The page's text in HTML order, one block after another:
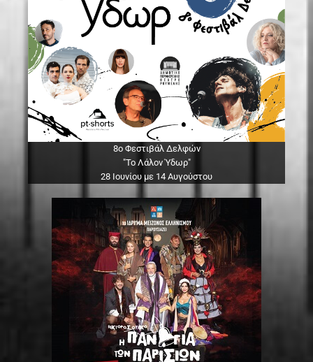
8ο Φεστιβάλ Δελφών
"Το Λάλον Ύδωρ"
28 Ιουνίου με 14 Αυγούστου